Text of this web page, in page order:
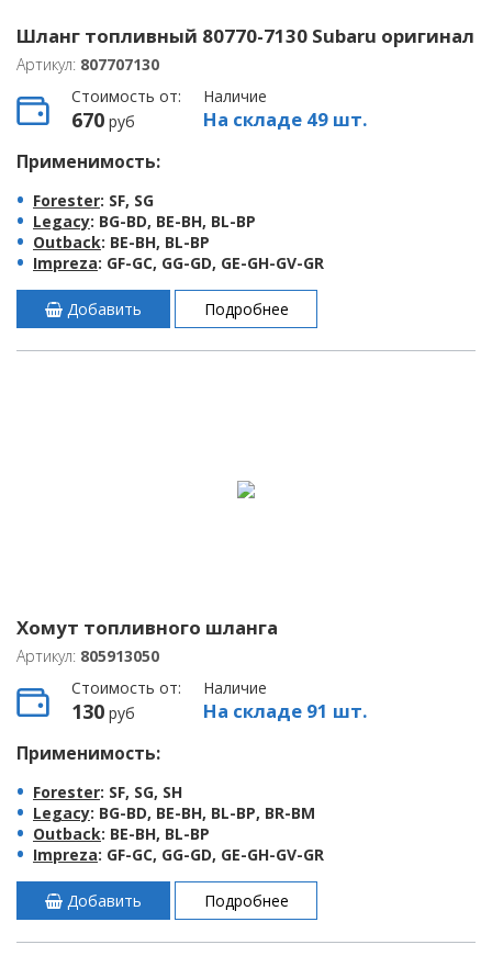
Шланг топливный 80770-7130 Subaru оригинал
Артикул: 807707130
Стоимость от:
670 руб
Наличие
На складе 49 шт.
Применимость:
Forester: SF, SG
Legacy: BG-BD, BE-BH, BL-BP
Outback: BE-BH, BL-BP
Impreza: GF-GC, GG-GD, GE-GH-GV-GR
Добавить Подробнее
Хомут топливного шланга
Артикул: 805913050
Стоимость от:
130 руб
Наличие
На складе 91 шт.
Применимость:
Forester: SF, SG, SH
Legacy: BG-BD, BE-BH, BL-BP, BR-BM
Outback: BE-BH, BL-BP
Impreza: GF-GC, GG-GD, GE-GH-GV-GR
Добавить Подробнее